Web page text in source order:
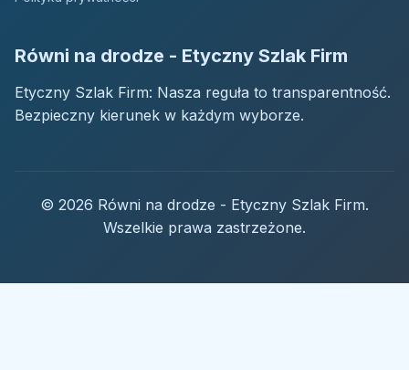
Równi na drodze - Etyczny Szlak Firm
Etyczny Szlak Firm: Nasza reguła to transparentność.
Bezpieczny kierunek w każdym wyborze.
© 2026 Równi na drodze - Etyczny Szlak Firm.
Wszelkie prawa zastrzeżone.